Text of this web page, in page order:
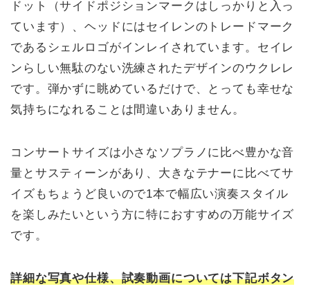
ドット（サイドポジションマークはしっかりと入っ
ています）、ヘッドにはセイレンのトレードマーク
であるシェルロゴがインレイされています。セイレ
ンらしい無駄のない洗練されたデザインのウクレレ
です。弾かずに眺めているだけで、とっても幸せな
気持ちになれることは間違いありません。
コンサートサイズは小さなソプラノに比べ豊かな音
量とサスティーンがあり、大きなテナーに比べてサ
イズもちょうど良いので1本で幅広い演奏スタイル
を楽しみたいという方に特におすすめの万能サイズ
です。
詳細な写真や仕様、試奏動画については下記ボタン